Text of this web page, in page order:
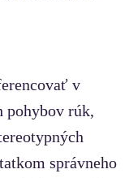
v
pohybov rúk,
správneho